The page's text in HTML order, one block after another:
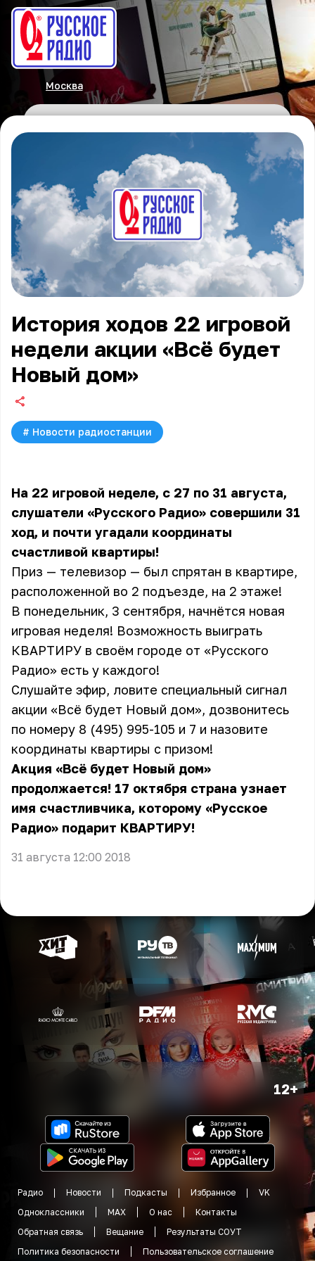
Москва
История ходов 22 игровой
недели акции «Всё будет
Новый дом»
# Новости радиостанции
На 22 игровой неделе, с 27 по 31 августа,
слушатели «Русского Радио» совершили 31
ход, и почти угадали координаты
счастливой квартиры!
Приз — телевизор — был спрятан в квартире,
расположенной во 2 подъезде, на 2 этаже!
В понедельник, 3 сентября, начнётся новая
игровая неделя! Возможность выиграть
КВАРТИРУ в своём городе от «Русского
Радио» есть у каждого!
Слушайте эфир, ловите специальный сигнал
акции «Всё будет Новый дом», дозвонитесь
по номеру 8 (495) 995-105 и 7 и назовите
координаты квартиры с призом!
Акция «Всё будет Новый дом»
продолжается! 17 октября страна узнает
имя счастливчика, которому «Русское
Радио» подарит КВАРТИРУ!
31 августа 12:00 2018
12+
Радио Новости Подкасты Избранное
VK
Одноклассники
MAX О нас
Контакты
Обратная связь
Вещание
Результаты СОУТ
Политика безопасности
Пользовательское соглашение